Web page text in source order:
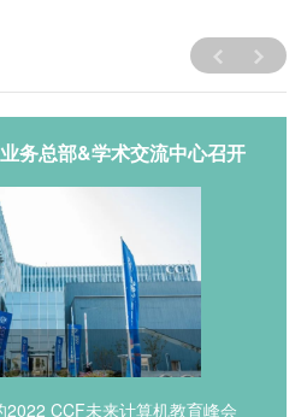
务总部&学术交流中心召开
CCF未来计算机教育峰会